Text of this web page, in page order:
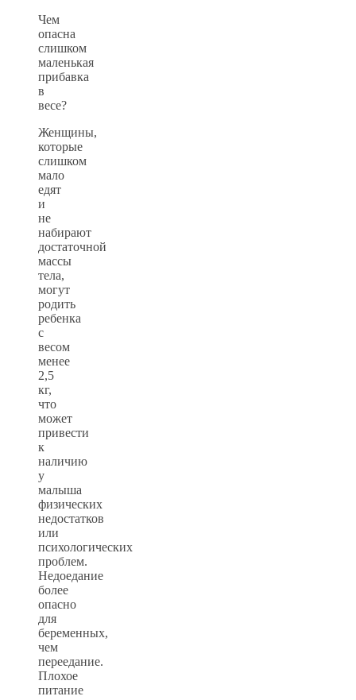
Чем
опасна
слишком
маленькая
прибавка
в
весе?
Женщины,
которые
слишком
мало
едят
и
не
набирают
достаточной
массы
тела,
могут
родить
ребенка
с
весом
менее
2,5
кг,
что
может
привести
к
наличию
у
малыша
физических
недостатков
или
психологических
проблем.
Недоедание
более
опасно
для
беременных,
чем
переедание.
Плохое
питание